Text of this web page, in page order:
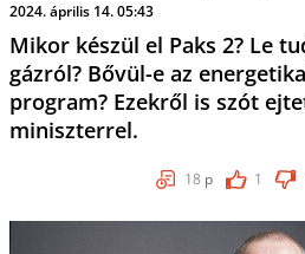
2024. április 14. 05:43
Mikor készül el Paks 2? Le
gázról? Bővül-e az
program? Ezekről is szót
miniszterrel.
18 p 1